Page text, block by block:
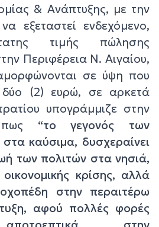
& Ανάπτυξης, με την
εξεταστεί ενδεχόμενο,
τιμής πώλησης
Περιφέρεια Ν. Αιγαίου,
σε ύψη που
(2) ευρώ, σε αρκετά
υπογράμμιζε στην
πως “το γεγονός των
καύσιμα, δυσχεραίνει
των πολιτών στα νησιά,
κρίσης, αλλά
στην περαιτέρω
αφού πολλές φορές